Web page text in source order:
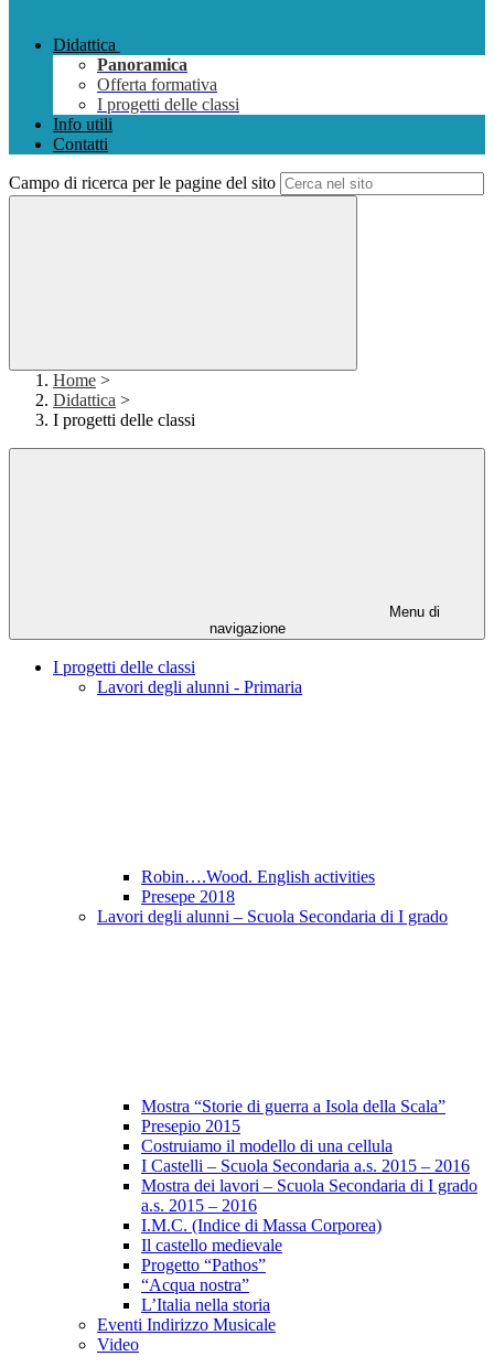
Didattica
Panoramica
Offerta formativa
I progetti delle classi
Info utili
Contatti
Campo di ricerca per le pagine del sito
Home >
Didattica >
I progetti delle classi
Menu di
navigazione
I progetti delle classi
Lavori degli alunni - Primaria
Robin….Wood. English activities
Presepe 2018
Lavori degli alunni – Scuola Secondaria di I grado
Mostra “Storie di guerra a Isola della Scala”
Presepio 2015
Costruiamo il modello di una cellula
I Castelli – Scuola Secondaria a.s. 2015 – 2016
Mostra dei lavori – Scuola Secondaria di I grado
a.s. 2015 – 2016
I.M.C. (Indice di Massa Corporea)
Il castello medievale
Progetto “Pathos”
“Acqua nostra”
L’Italia nella storia
Eventi Indirizzo Musicale
Video